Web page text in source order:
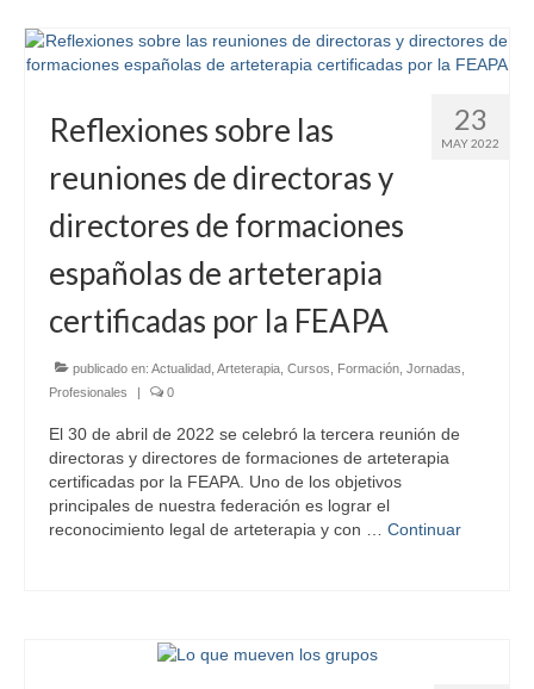
23
MAY 2022
Reflexiones sobre las
reuniones de directoras y
directores de formaciones
españolas de arteterapia
certificadas por la FEAPA
publicado en: Actualidad, Arteterapia, Cursos, Formación, Jornadas,
Profesionales
0
El 30 de abril de 2022 se celebró la tercera reunión de
directoras y directores de formaciones de arteterapia
certificadas por la FEAPA. Uno de los objetivos
principales de nuestra federación es lograr el
reconocimiento legal de arteterapia y con … Continuar